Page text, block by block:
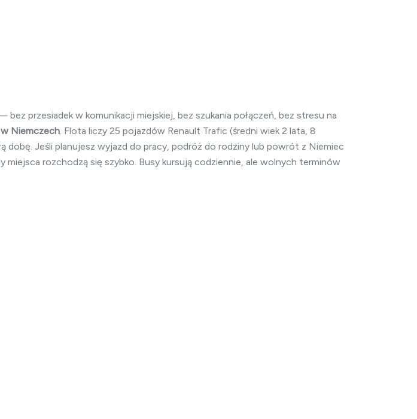
przesiadek w komunikacji miejskiej, bez szukania połączeń, bez stresu na
Niemczech. Flota liczy 25 pojazdów Renault Trafic (średni wiek 2 lata, 8
dobę. Jeśli planujesz wyjazd do pracy, podróż do rodziny lub powrót z Niemiec
rozchodzą się szybko. Busy kursują codziennie, ale wolnych terminów